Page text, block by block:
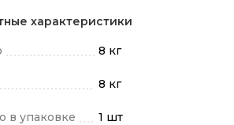
характеристики
8 кг
8 кг
в упаковке 1 шт